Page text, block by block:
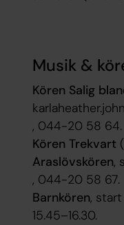
Musik &
Kören Salig
, 044-20 58 64.
Kören Trekvart
Araslövs­kören,
, 044-20 58 67.
Barnkören, start
15.45–16.30.